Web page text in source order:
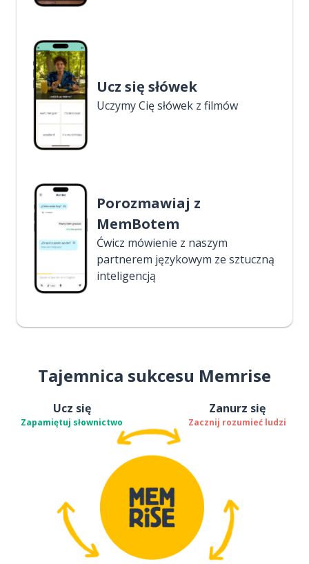
Ucz się słówek
Uczymy Cię słówek z filmów
Porozmawiaj z
MemBotem
Ćwicz mówienie z naszym
partnerem językowym ze sztuczną
inteligencją
Tajemnica sukcesu Memrise
Ucz się
Zapamiętuj słownictwo
Zanurz się
Zacznij rozumieć ludzi